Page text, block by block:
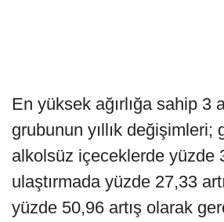
En yüksek ağırlığa sahip 3
grubunun yıllık değişimleri;
alkolsüz içeceklerde yüzde
ulaştırmada yüzde 27,33
yüzde 50,96 artış olarak